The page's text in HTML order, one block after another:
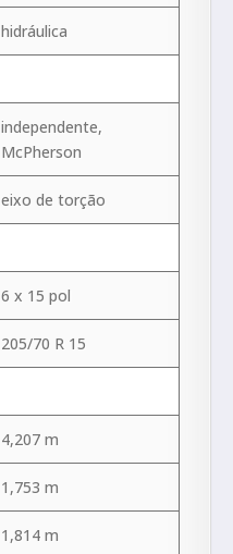
hidráulica
independente,
McPherson
eixo de torção
6 x 15 pol
205/70 R 15
4,207 m
1,753 m
1,814 m